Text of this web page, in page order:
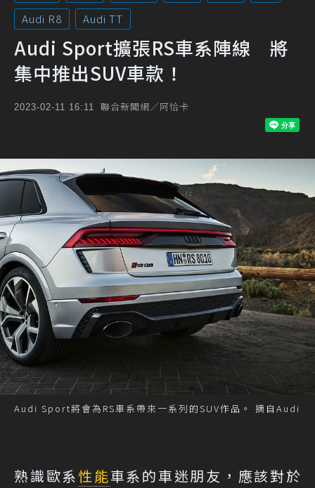
Audi R8
Audi TT
Audi Sport擴張RS車系陣線 將
集中推出SUV車款！
2023-02-11 16:11 聯合新聞網／阿恰卡
Audi Sport將會為RS車系帶來一系列的SUV作品。 摘自Audi
熟識歐系性能車系的車迷朋友，應該對於